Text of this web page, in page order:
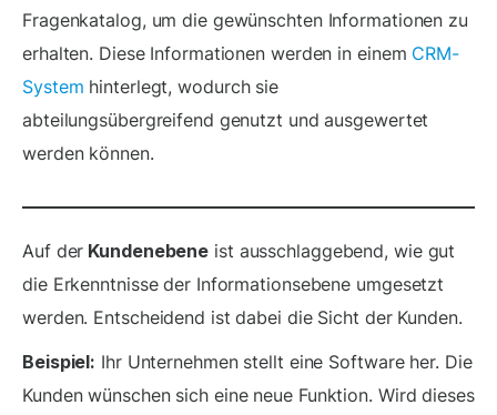
Fragenkatalog, um die gewünschten Informationen zu
erhalten. Diese Informationen werden in einem CRM-
System hinterlegt, wodurch sie
abteilungsübergreifend genutzt und ausgewertet
werden können.
Auf der Kundenebene ist ausschlaggebend, wie gut
die Erkenntnisse der Informationsebene umgesetzt
werden. Entscheidend ist dabei die Sicht der Kunden.
Beispiel: Ihr Unternehmen stellt eine Software her. Die
Kunden wünschen sich eine neue Funktion. Wird dieses